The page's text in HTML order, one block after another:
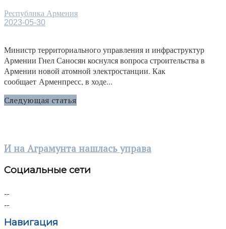
Республика Армения
2023-05-30
Министр территориального управления и инфраструктур
Армении Гнел Саносян коснулся вопроса строительства в
Армении новой атомной электростанции. Как
сообщает Арменпресс, в ходе...
Следующая статья
И на Аграмунта нашлась управа
Социальные сети
Навигация